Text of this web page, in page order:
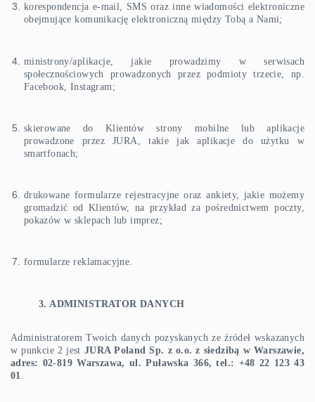
korespondencja e-mail, SMS oraz inne wiadomości elektroniczne
obejmujące komunikację elektroniczną między Tobą a Nami;
ministrony/aplikacje, jakie prowadzimy w serwisach
społecznościowych prowadzonych przez podmioty trzecie, np.
Facebook, Instagram;
skierowane do Klientów strony mobilne lub aplikacje
prowadzone przez JURA, takie jak aplikacje do użytku w
smartfonach;
drukowane formularze rejestracyjne oraz ankiety, jakie możemy
gromadzić od Klientów, na przykład za pośrednictwem poczty,
pokazów w sklepach lub imprez;
formularze reklamacyjne.
3. ADMINISTRATOR DANYCH
Administratorem Twoich danych pozyskanych ze źródeł wskazanych
w punkcie 2 jest JURA Poland Sp. z o.o. z siedzibą w Warszawie,
adres: 02-819 Warszawa, ul. Puławska 366, tel.: +48 22 123 43
01